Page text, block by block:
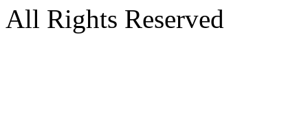
All Rights Reserved